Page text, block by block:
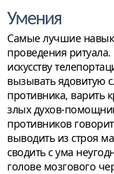
Умения
Самые лучшие
проведения
искусству
вызывать ядовитую
противника, варить
злых духов-
противников
выводить из строя
сводить с ума
голове мозгового